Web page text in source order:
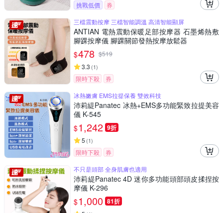
挑戰低價
券
三檔震動按摩 三檔智能調溫 高清智能顯屏
ANTIAN 電熱震動保暖足部按摩器 石墨烯熱敷
腳踝按摩儀 腳踝關節發熱按摩放鬆器
$478 $519
3.3 (1)
限時下殺
券
冰熱嫩膚 EMS拉提保養 雙效科技
沛莉緹Panatec 冰熱+EMS多功能緊致拉提美容
儀 K-545
$1,242 9折
5 (1)
限時下殺
券
不只是頭部 全身肌膚也適用
沛莉緹Panatec 4D 迷你多功能頭部頭皮揉捏按
摩儀 K-296
$1,000 81折